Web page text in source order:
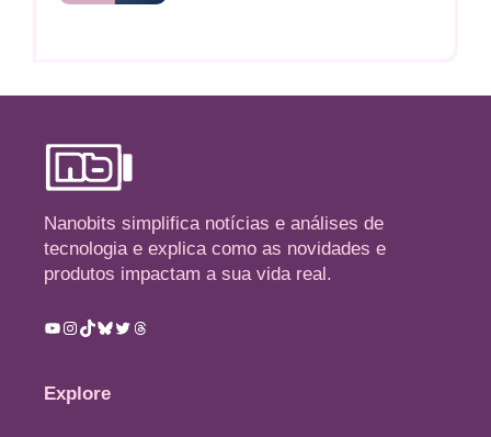
Nanobits simplifica notícias e análises de
tecnologia e explica como as novidades e
produtos impactam a sua vida real.
Youtube
Instagram
TikTok
Bluesky
TwitterThreads
Explore